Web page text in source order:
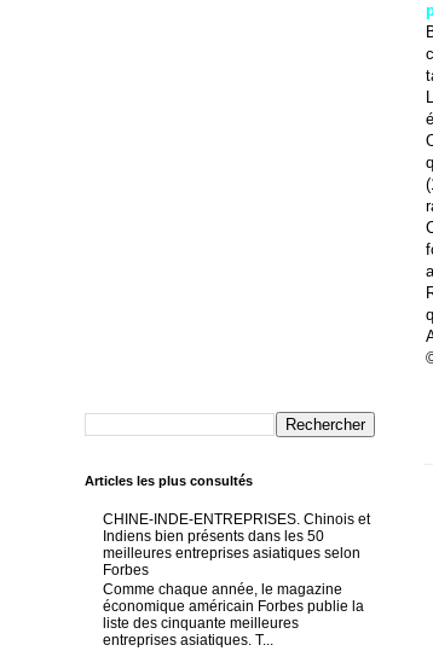
Articles les plus consultés
CHINE-INDE-ENTREPRISES. Chinois et
Indiens bien présents dans les 50
meilleures entreprises asiatiques selon
Forbes
Comme chaque année, le magazine
économique américain Forbes publie la
liste des cinquante meilleures
entreprises asiatiques. T...